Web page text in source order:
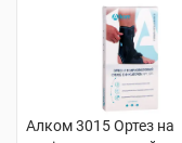
Алком 3015 Ортез на